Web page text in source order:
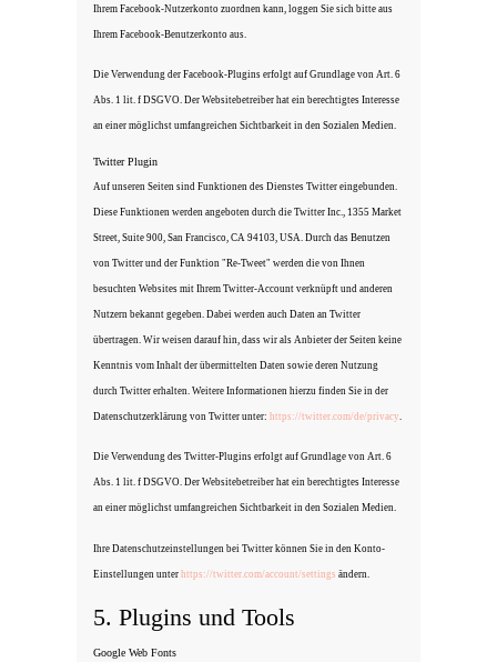
Ihrem Facebook-Nutzerkonto zuordnen kann, loggen Sie sich bitte aus
Ihrem Facebook-Benutzerkonto aus.
Die Verwendung der Facebook-Plugins erfolgt auf Grundlage von Art. 6
Abs. 1 lit. f DSGVO. Der Websitebetreiber hat ein berechtigtes Interesse
an einer möglichst umfangreichen Sichtbarkeit in den Sozialen Medien.
Twitter Plugin
Auf unseren Seiten sind Funktionen des Dienstes Twitter eingebunden.
Diese Funktionen werden angeboten durch die Twitter Inc., 1355 Market
Street, Suite 900, San Francisco, CA 94103, USA. Durch das Benutzen
von Twitter und der Funktion "Re-Tweet" werden die von Ihnen
besuchten Websites mit Ihrem Twitter-Account verknüpft und anderen
Nutzern bekannt gegeben. Dabei werden auch Daten an Twitter
übertragen. Wir weisen darauf hin, dass wir als Anbieter der Seiten keine
Kenntnis vom Inhalt der übermittelten Daten sowie deren Nutzung
durch Twitter erhalten. Weitere Informationen hierzu finden Sie in der
Datenschutzerklärung von Twitter unter: https://twitter.com/de/privacy
Die Verwendung des Twitter-Plugins erfolgt auf Grundlage von Art. 6
Abs. 1 lit. f DSGVO. Der Websitebetreiber hat ein berechtigtes Interesse
an einer möglichst umfangreichen Sichtbarkeit in den Sozialen Medien.
Ihre Datenschutzeinstellungen bei Twitter können Sie in den Konto-
Einstellungen unter https://twitter.com/account/settings ändern.
5. Plugins und Tools
Google Web Fonts